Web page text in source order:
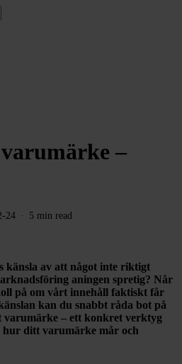
–
24 5 min read
känsla av att något inte riktigt
aningen spretig? Når
på om vårt innehåll faktiskt får
kan du snabbt råda bot på
varumärke – ett konkret verktyg
hur ditt varumärke mår och